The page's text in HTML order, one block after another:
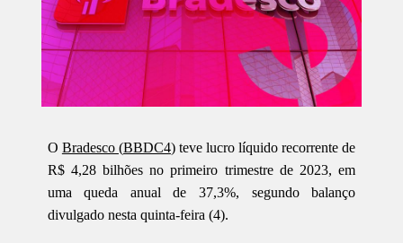
O Bradesco (BBDC4) teve lucro líquido recorrente de
R$ 4,28 bilhões no primeiro trimestre de 2023, em
uma queda anual de 37,3%, segundo balanço
divulgado nesta quinta-feira (4).